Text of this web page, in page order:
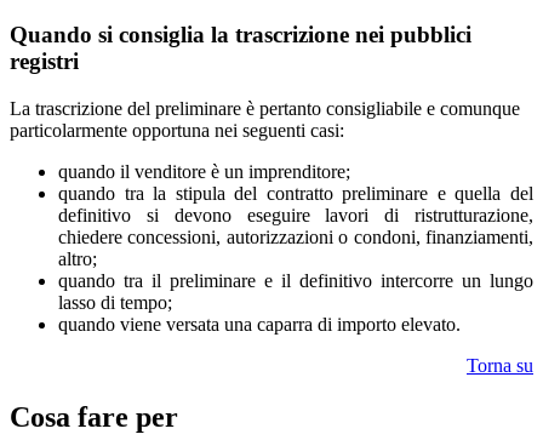
Quando si consiglia la trascrizione nei pubblici
registri
La trascrizione del preliminare è pertanto consigliabile e comunque
particolarmente opportuna nei seguenti casi:
quando il venditore è un imprenditore;
quando tra la stipula del contratto preliminare e quella del
definitivo si devono eseguire lavori di ristrutturazione,
chiedere concessioni, autorizzazioni o condoni, finanziamenti,
altro;
quando tra il preliminare e il definitivo intercorre un lungo
lasso di tempo;
quando viene versata una caparra di importo elevato.
Torna su
Cosa fare per